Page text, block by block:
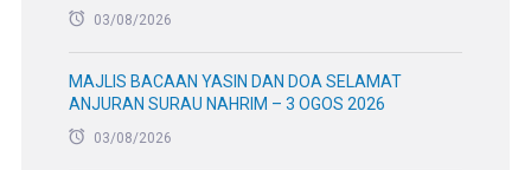
03/08/2026
MAJLIS BACAAN YASIN DAN DOA SELAMAT
ANJURAN SURAU NAHRIM – 3 OGOS 2026
03/08/2026